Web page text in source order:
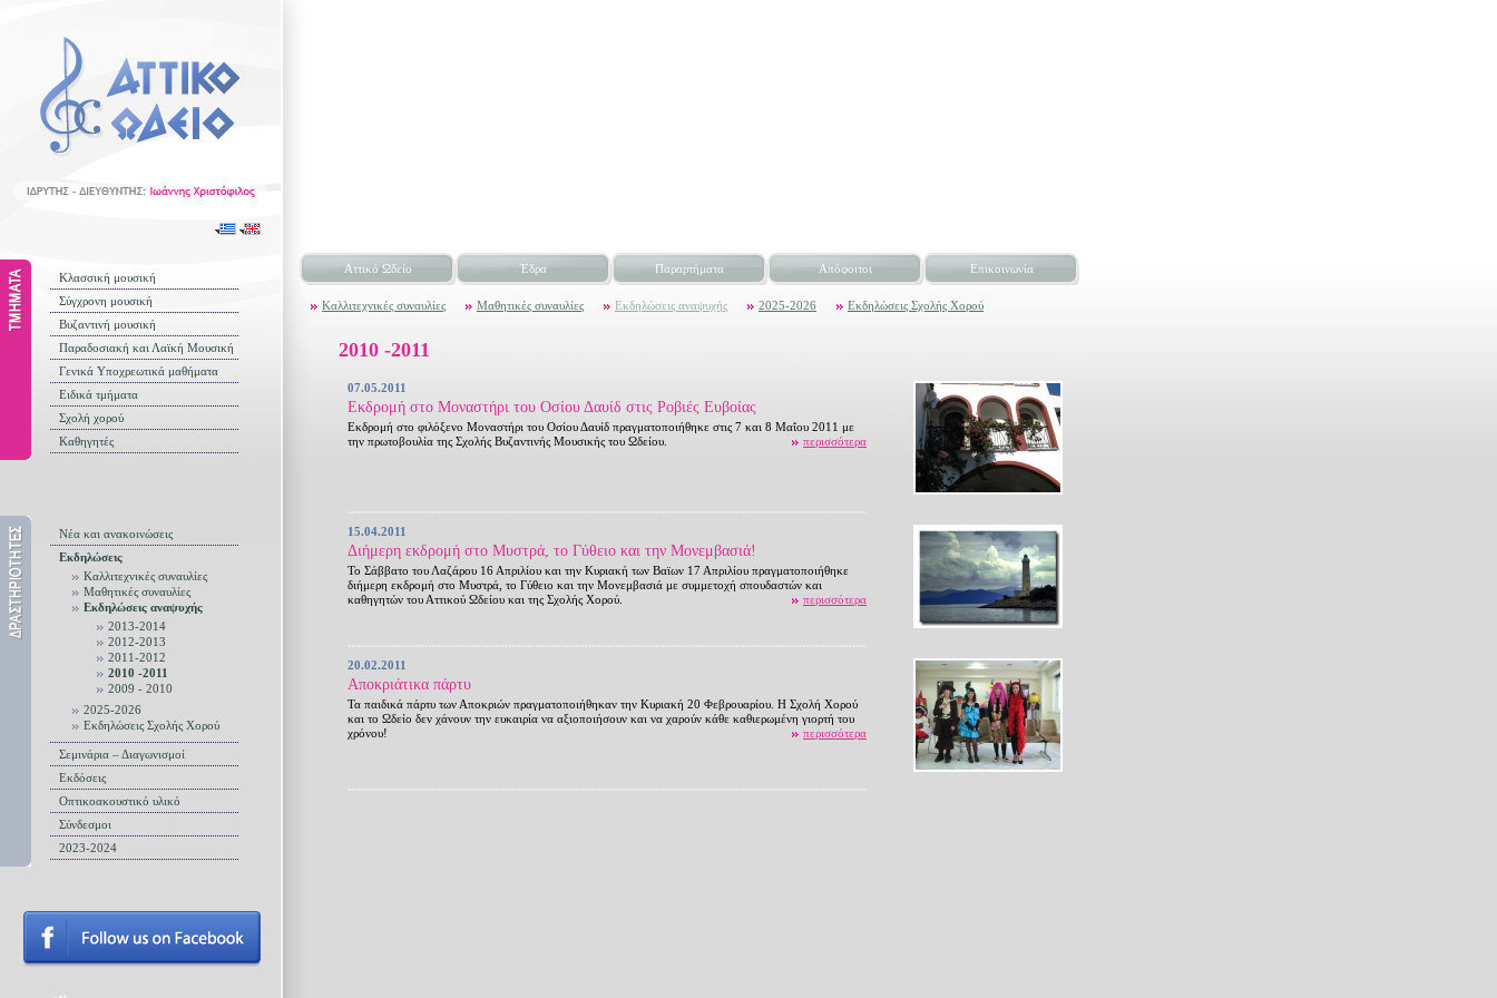
Κλασσική μουσική
Σύγχρονη μουσική
Βυζαντινή μουσική
Παραδοσιακή και Λαϊκή Μουσική
Γενικά Υποχρεωτικά μαθήματα
Ειδικά τμήματα
Σχολή χορού
Καθηγητές
Νέα και ανακοινώσεις
Εκδηλώσεις
Καλλιτεχνικές συναυλίες
Μαθητικές συναυλίες
Εκδηλώσεις αναψυχής
2013-2014
2012-2013
2011-2012
2010 -2011
2009 - 2010
2025-2026
Εκδηλώσεις Σχολής Χορού
Σεμινάρια – Διαγωνισμοί
Εκδόσεις
Οπτικοακουστικό υλικό
Σύνδεσμοι
2023-2024
Αττικό Ωδείο Έδρα Παραρτήματα Απόφοιτοι Επικοινωνία
Καλλιτεχνικές συναυλίες Μαθητικές συναυλίες Εκδηλώσεις αναψυχής 2025-2026 Εκδηλώσεις Σχολής Χορού
2010 -2011
07.05.2011
Εκδρομή στο Μοναστήρι του Οσίου Δαυίδ στις Ροβιές Ευβοίας
Εκδρομή στο φιλόξενο Μοναστήρι του Οσίου Δαυίδ πραγματοποιήθηκε στις 7 και 8 Μαΐου 2011 με
την πρωτοβουλία της Σχολής Βυζαντινής Μουσικής του Ωδείου.
περισσότερα
15.04.2011
Διήμερη εκδρομή στο Μυστρά, το Γύθειο και την Μονεμβασιά!
Το Σάββατο του Λαζάρου 16 Απριλίου και την Κυριακή των Βαϊων 17 Απριλίου πραγματοποιήθηκε
διήμερη εκδρομή στο Μυστρά, το Γύθειο και την Μονεμβασιά με συμμετοχή σπουδαστών και
καθηγητών του Αττικού Ωδείου και της Σχολής Χορού.
περισσότερα
20.02.2011
Αποκριάτικα πάρτυ
Τα παιδικά πάρτυ των Αποκριών πραγματοποιήθηκαν την Κυριακή 20 Φεβρουαρίου. Η Σχολή Χορού
και το Ωδείο δεν χάνουν την ευκαιρία να αξιοποιήσουν και να χαρούν κάθε καθιερωμένη γιορτή του
χρόνου!
περισσότερα